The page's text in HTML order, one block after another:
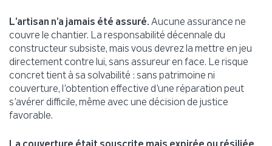
L’artisan n’a jamais été assuré. Aucune assurance ne
couvre le chantier. La responsabilité décennale du
constructeur subsiste, mais vous devrez la mettre en jeu
directement contre lui, sans assureur en face. Le risque
concret tient à sa solvabilité : sans patrimoine ni
couverture, l’obtention effective d’une réparation peut
s’avérer difficile, même avec une décision de justice
favorable.